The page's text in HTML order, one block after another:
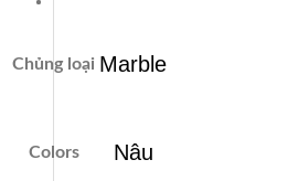
Chủng loại Marble
Colors Nâu